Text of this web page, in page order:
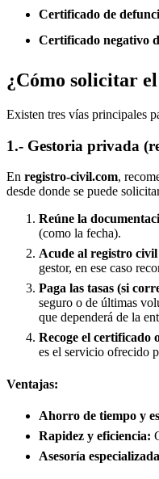
Certificado de
Certificado negativo
¿Cómo solicitar
Existen tres vías principales
1.- Gestoria privada
En registro-civil.com,
desde donde se puede
Reúne la
(como la fecha).
Acude al registro
gestor, en ese caso
Paga las tasas (si
seguro o de últimas
que dependerá de la
Recoge el certificado
es el servicio ofrecido
Ventajas:
Ahorro de tiempo y
Rapidez y eficiencia:
Asesoría